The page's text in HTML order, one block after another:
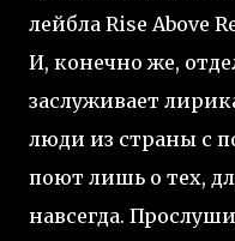
лейбла Rise Above
И, конечно же,
заслуживает
люди из страны с
поют лишь о тех,
навсегда.